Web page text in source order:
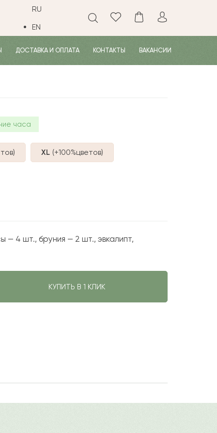
RU
EN
ДОСТАВКА И ОПЛАТА КОНТАКТЫ ВАКАНСИИ
часа
) XL (+100%цветов)
— 4 шт., бруния — 2 шт., эвкалипт,
КУПИТЬ В 1 КЛИК